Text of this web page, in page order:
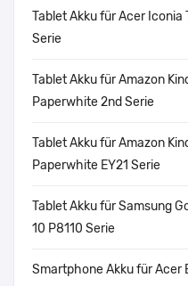
Tablet Akku für Acer Iconia
Serie
Tablet Akku für Amazon
Paperwhite 2nd Serie
Tablet Akku für Amazon
Paperwhite EY21 Serie
Tablet Akku für Samsung
10 P8110 Serie
Smartphone Akku für Acer